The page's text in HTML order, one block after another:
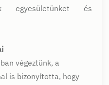
egyesületünket és
végeztünk, a
is bizonyította, hogy